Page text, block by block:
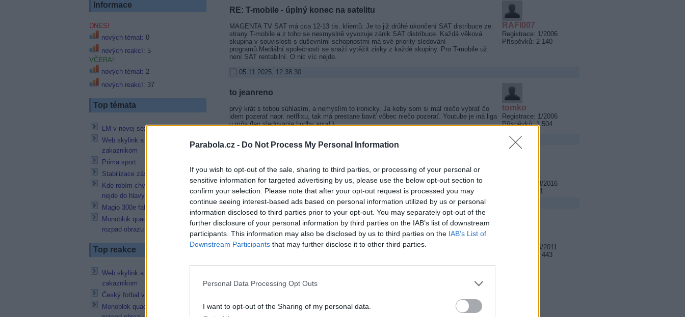
Parabola.cz - Do Not Process My Personal Information
If you wish to opt-out of the sale, sharing to third parties, or processing of your personal or
sensitive information for targeted advertising by us, please use the below opt-out section to
confirm your selection. Please note that after your opt-out request is processed you may
continue seeing interest-based ads based on personal information utilized by us or personal
information disclosed to third parties prior to your opt-out. You may separately opt-out of the
further disclosure of your personal information by third parties on the IAB’s list of downstream
participants. This information may also be disclosed by us to third parties on the IAB’s List of
Downstream Participants that may further disclose it to other third parties.
Personal Data Processing Opt Outs
I want to opt-out of the Sharing of my personal data.
Informace
DNES!
nových témat: 0
nových reakcí: 5
VČERA!
nových témat: 2
nových reakcí: 37
Top témata
LM v novej sezóne
Web skylink a pristup k
zakaznikom
Prima sport
Stabilizace zásuvky 230 V
Kde robím chybu? alebo skôr mi to
nejde do hlavy
Magio 300e faktúra za 1m kábla
Monoblok quad + 3 prijímače =
rozpad obrazu
Top reakce
Web skylink a pristup k
zakaznikom
Český fotbal v tv
Monoblok quad + 3 prijímače =
RE: T-mobile - úplný konec na satelitu
MAGENTA TV SAT má cca 12-13 tis. klientů. Je to již drůhé ukončení SAT distribuce ze
strany T-mobile a z toho se nesmyslně vyvozuje zánik SAT distribuce. Každá věková
skupina v souvislosti s duševními schopnostmi má své priority sledování
programů.Mediální společnosti se snaží vytěžit zisky z každé skupiny. Pro T-mobile už
není SAT rentabilní. O nic víc nejde.
RAFI007
Registrace: 1/2006
Příspěvků: 2 140
05.11.2025, 12:38.30
to jeanreno
prvý krát s tebou súhlasím, a nemyslím to ironicky. Ja keby som si mal niečo vybrať čo
idem pozerať napr. netflixu, tak má prestane baviť vôbec niečo pozerať. Youtube je iná liga
u mňa (len sledovanie hudby apod.)
tomko
Registrace: 1/2006
Příspěvků: 1 504
Ano, jelikož ji už od května nebo června nenabízejí, tak bude počet klientů pomalu klesat.
Asi proto to chtějí urychlit.
Registrace: 8/2016
Příspěvků: 41
05.11.2025, 13:11.47
RE: T-mobile - úplný konec na satelitu
Zvyčajne ten problém ľudí s týmito službami tkvie v tom, že vôbec nevedia čo je pred nimi
keď si službu otvoria. Nemajú dostatočné (alebo žiadne) informácie o tom dostupnom
tam. Lenivý typ televízneho diváka si zase voľbu nechce vziať do vlastných rúk a radšej
Registrace: 6/2011
Příspěvků: 3 443